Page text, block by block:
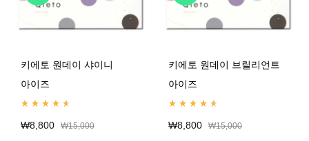
키에토 원데이 샤이니
아이즈
₩8,800 ₩15,000
키에토 원데이 브릴리언트
아이즈
₩8,800 ₩15,000